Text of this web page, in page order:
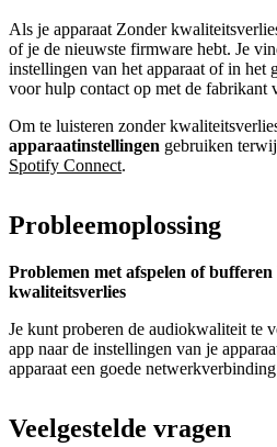
Als je apparaat Zonder
of je de nieuwste firmware hebt. Je
instellingen van het apparaat of in het
voor hulp contact op met de fabrikant
Om te luisteren zonder
apparaatinstellingen gebruiken
Spotify Connect.
Probleemoplossing
Problemen met afspelen of
kwaliteitsverlies
Je kunt proberen de audiokwaliteit te
app naar de instellingen van je
apparaat een goede
Veelgestelde vragen